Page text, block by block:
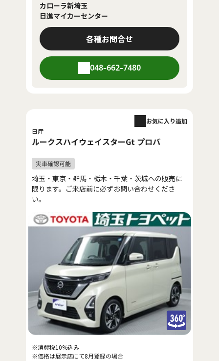
カローラ新埼玉
日進マイカーセンター
各種お問合せ
048-662-7480
日産
ルークスハイウェイスターGt プロパ
お気に入り追加
埼玉・東京・群馬・栃木・千葉・茨城への販売に
限ります。ご来店前に必ずお問い合わせくださ
い。
※消費税10%込み
※価格は展示店にて8月登録の場合